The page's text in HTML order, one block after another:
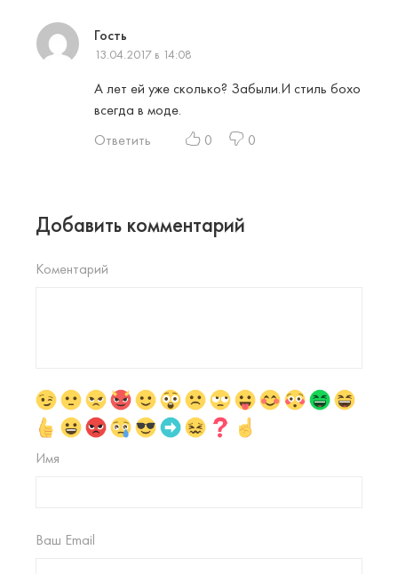
Гость
13.04.2017 в 14:08
А лет ей уже сколько? Забыли.И стиль бохо
всегда в моде.
Ответить
0 0
Добавить комментарий
Коментарий
Имя
Ваш Email